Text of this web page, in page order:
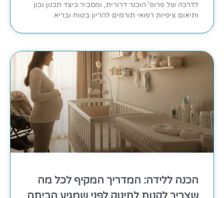
לדרכה של פרופ' הוכנר דרורית, ומסביר כיצד תכנון נכון
ותיאום ציפיות רפואי תורמים להריון בטוח ובריא.
הכנה ללידה: המדריך המקיף לכל מה